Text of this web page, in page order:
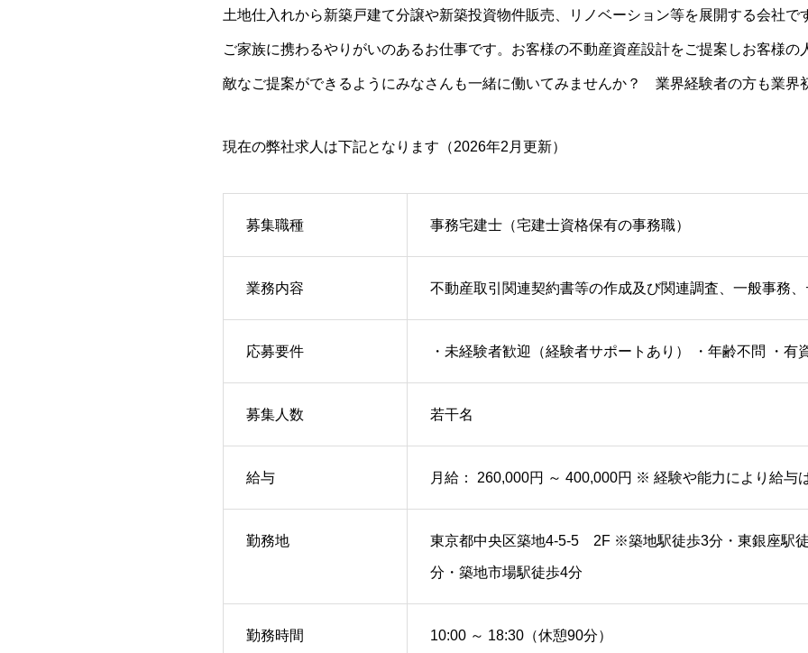
土地仕入れから新築戸建て分譲や新築投資物件販売、リノベーション等を展開する会社で
ご家族に携わるやりがいのあるお仕事です。お客様の不動産資産設計をご提案しお客様の
敵なご提案ができるようにみなさんも一緒に働いてみませんか？ 業界経験者の方も業界
現在の弊社求人は下記となります（2026年2月更新）
募集職種 事務宅建士（宅建士資格保有の事務職）
業務内容 不動産取引関連契約書等の作成及び関連調査、一般事務
応募要件 ・未経験者歓迎（経験者サポートあり） ・年齢不問 ・有
募集人数 若干名
給与 月給： 260,000円 ～ 400,000円 ※ 経験や能力により給与
勤務地 東京都中央区築地4-5-5 2F ※築地駅徒歩3分・東銀座駅
分・築地市場駅徒歩4分
勤務時間 10:00 ～ 18:30（休憩90分）